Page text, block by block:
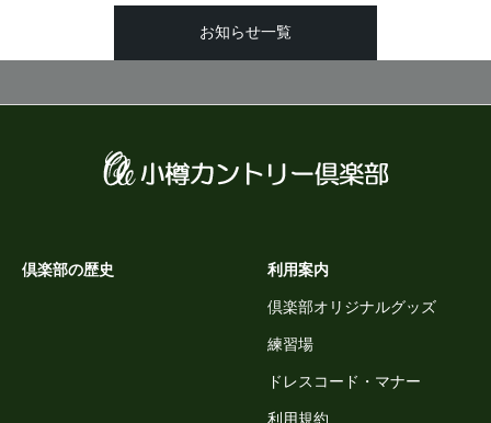
お知らせ一覧
倶楽部の歴史 利用案内
倶楽部オリジナルグッズ
練習場
ドレスコード・マナー
利用規約